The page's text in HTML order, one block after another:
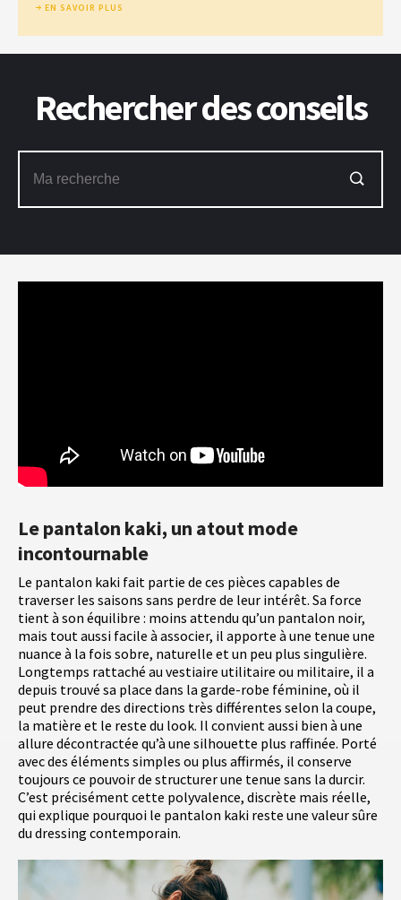
Le pantalon kaki, un atout mode
incontournable
Le pantalon kaki fait partie de ces pièces capables de
traverser les saisons sans perdre de leur intérêt. Sa force
tient à son équilibre : moins attendu qu’un pantalon noir,
mais tout aussi facile à associer, il apporte à une tenue une
nuance à la fois sobre, naturelle et un peu plus singulière.
Longtemps rattaché au vestiaire utilitaire ou militaire, il a
depuis trouvé sa place dans la garde-robe féminine, où il
peut prendre des directions très différentes selon la coupe,
la matière et le reste du look. Il convient aussi bien à une
allure décontractée qu’à une silhouette plus raffinée. Porté
avec des éléments simples ou plus affirmés, il conserve
toujours ce pouvoir de structurer une tenue sans la durcir.
C’est précisément cette polyvalence, discrète mais réelle,
qui explique pourquoi le pantalon kaki reste une valeur sûre
du dressing contemporain.
EN SAVOIR PLUS
Rechercher des conseils